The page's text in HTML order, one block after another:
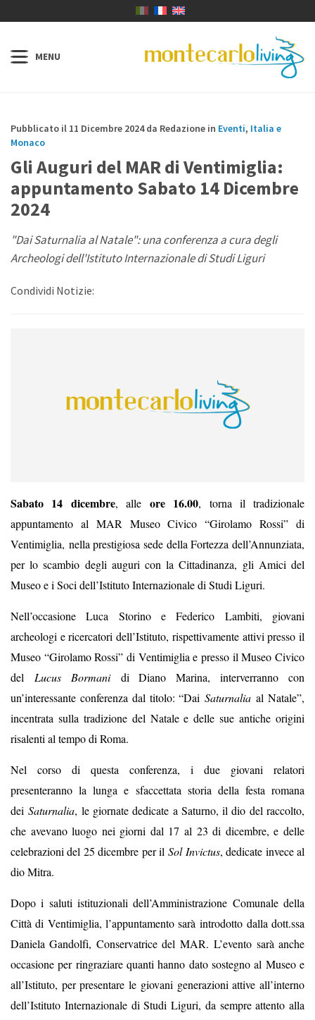
Pubblicato il 11 Dicembre 2024 da Redazione in Eventi, Italia e
Monaco
Gli Auguri del MAR di Ventimiglia:
appuntamento Sabato 14 Dicembre
2024
"Dai Saturnalia al Natale": una conferenza a cura degli
Archeologi dell'Istituto Internazionale di Studi Liguri
Condividi Notizie:
Sabato 14 dicembre, alleore 16.00, torna il tradizionale
appuntamento al MAR Museo Civico “Girolamo Rossi” di
Ventimiglia, nella prestigiosa sede della Fortezza dell’Annunziata,
per lo scambio degli auguri con la Cittadinanza, gli Amici del
Museo e i Soci dell’Istituto Internazionale di Studi Liguri.
Nell’occasione Luca Storino e Federico Lambiti, giovani
archeologi e ricercatori dell’Istituto, rispettivamente attivi presso il
Museo “Girolamo Rossi” di Ventimiglia e presso il Museo Civico
del Lucus Bormanidi Diano Marina, interverranno con
un’interessante conferenza dal titolo: “DaiSaturnalia al Natale”,
incentrata sulla tradizione del Natale e delle sue antiche origini
risalenti al tempo di Roma.
Nel corso di questa conferenza, i due giovani relatori
presenteranno la lunga e sfaccettata storia della festa romana
deiSaturnalia, le giornate dedicate a Saturno, il dio del raccolto,
che avevano luogo nei giorni dal 17 al 23 di dicembre, e delle
celebrazioni del 25 dicembre per ilSol Invictus, dedicate invece al
dio Mitra.
Dopo i saluti istituzionali dell’Amministrazione Comunale della
Città di Ventimiglia, l’appuntamento saràintrodotto dalla dott.ssa
Daniela Gandolfi, Conservatrice del MAR. L’evento sarà anche
occasione per ringraziare quanti hanno dato sostegno al Museo e
all’Istituto, per presentare le giovani generazioni attive all’interno
dell’Istituto Internazionale di Studi Liguri, da sempre attento alla